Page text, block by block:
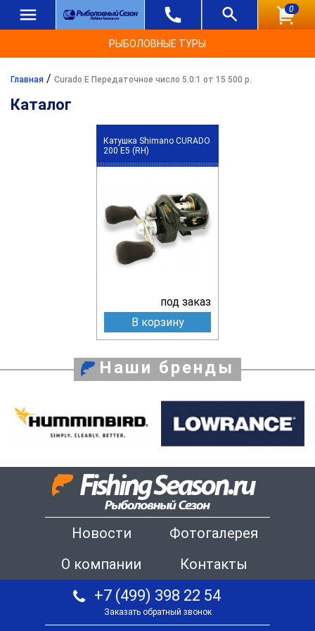
0
РЫБОЛОВНЫЕ ТУРЫ
Главная / Curado E Передаточное число 5.0:1 от 15 500 р.
Каталог
Катушка Shimano CURADO
200 E5 (RH)
под заказ
В корзину
Наши бренды
Новости
Фотогалерея
О компании
Контакты
+7 (499) 398 22 54
Заказать обратный звонок